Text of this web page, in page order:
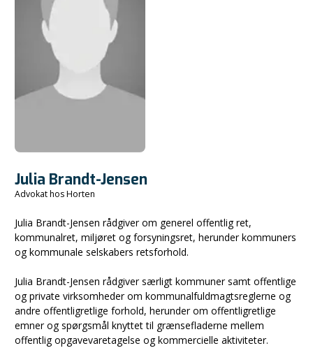
Julia Brandt-Jensen
Advokat hos Horten
Julia Brandt-Jensen rådgiver om generel offentlig ret,
kommunalret, miljøret og forsyningsret, herunder kommuners
og kommunale selskabers retsforhold.
Julia Brandt-Jensen rådgiver særligt kommuner samt offentlige
og private virksomheder om kommunalfuldmagtsreglerne og
andre offentligretlige forhold, herunder om offentligretlige
emner og spørgsmål knyttet til grænsefladerne mellem
offentlig opgavevaretagelse og kommercielle aktiviteter.